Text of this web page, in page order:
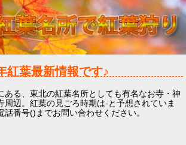
紅葉最新情報です♪
ある、東北の紅葉名所としても有名なお寺・神
周辺。紅葉の見ごろ時期は-と予想されていま
番号()までお問い合わせください。